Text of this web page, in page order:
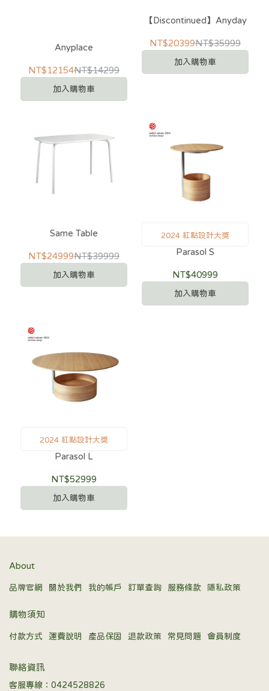
Anyplace
NT$12154NT$14299
加入購物車
【Discontinued】Anyday
NT$20399NT$35999
加入購物車
Same Table
NT$24999NT$39999
加入購物車
2024 紅點設計大獎
Parasol S
NT$40999
加入購物車
2024 紅點設計大獎
Parasol L
NT$52999
加入購物車
About
品牌官網 關於我們 我的帳戶 訂單查詢 服務條款 隱私政策
購物須知
付款方式 運費說明 產品保固 退款政策 常見問題 會員制度
聯絡資訊
客服專線：0424528826